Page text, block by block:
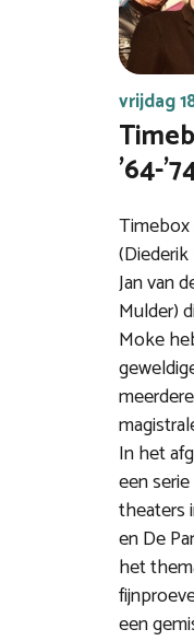
vrijdag
’64-
Timebox
Jan van
Mulder)
Moke
In het
een
theaters
en De
het
een